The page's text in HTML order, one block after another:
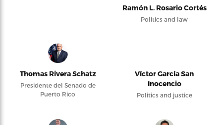
Ramón L. Rosario Cortés
Politics and law
Thomas Rivera Schatz
Presidente del Senado de
Puerto Rico
Víctor García San
Inocencio
Politics and justice